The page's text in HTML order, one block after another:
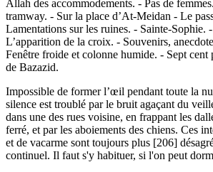
Allah des accommodements. - Pas de
tramway. - Sur la place d’At-Meidan - Le
Lamentations sur les ruines. - Sainte-Sophie.
L’apparition de la croix. - Souvenirs,
Fenêtre froide et colonne humide. - Sept cent
de Bazazid.
Impossible de former l’œil pendant toute la
silence est troublé par le bruit agaçant du
dans une des rues voisine, en frappant les
ferré, et par les aboiements des chiens. Ces
et de vacarme sont toujours plus [206]
continuel. Il faut s'y habituer, si l'on peut